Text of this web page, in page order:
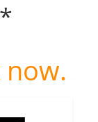
now.